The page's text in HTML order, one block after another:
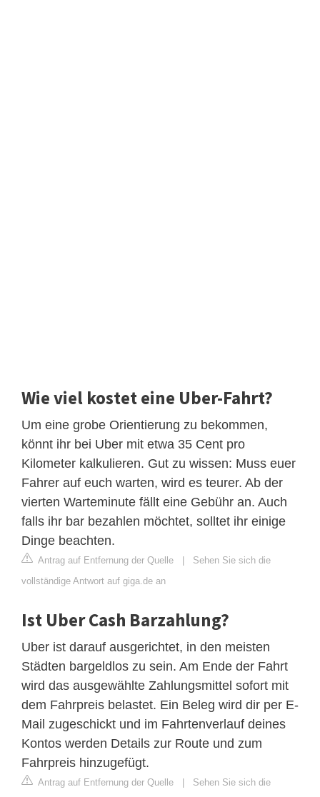
Wie viel kostet eine Uber-Fahrt?
Um eine grobe Orientierung zu bekommen,
könnt ihr bei Uber mit etwa 35 Cent pro
Kilometer kalkulieren. Gut zu wissen: Muss euer
Fahrer auf euch warten, wird es teurer. Ab der
vierten Warteminute fällt eine Gebühr an. Auch
falls ihr bar bezahlen möchtet, solltet ihr einige
Dinge beachten.
Antrag auf Entfernung der Quelle | Sehen Sie sich die
vollständige Antwort auf giga.de an
Ist Uber Cash Barzahlung?
Uber ist darauf ausgerichtet, in den meisten
Städten bargeldlos zu sein. Am Ende der Fahrt
wird das ausgewählte Zahlungsmittel sofort mit
dem Fahrpreis belastet. Ein Beleg wird dir per E-
Mail zugeschickt und im Fahrtenverlauf deines
Kontos werden Details zur Route und zum
Fahrpreis hinzugefügt.
Antrag auf Entfernung der Quelle | Sehen Sie sich die